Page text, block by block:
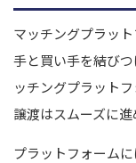
マッチングプラッ
手と買い手を結び
ッチングプラット
譲渡はスムーズに進
プラットフォーム